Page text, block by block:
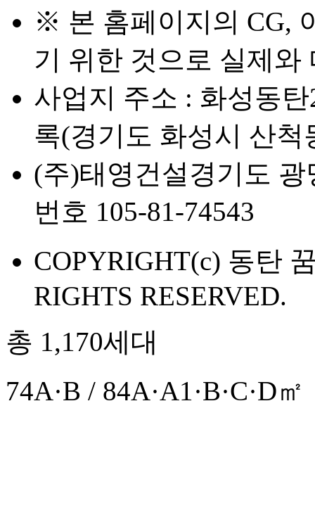
※ 본 홈페이지의 CG,
기 위한 것으로 실제와
사업지 주소 : 화성동
록(경기도 화성시 산척
(주)태영건설 경기도 광
번호 105-81-74543
COPYRIGHT(c) 동탄
RIGHTS RESERVED.
총 1,170세대
74A·B / 84A·A1·B·C·D㎡